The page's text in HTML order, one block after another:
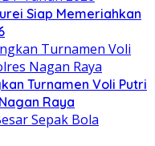
Siap Memeriahkan
Turnamen Voli Putri
Raya